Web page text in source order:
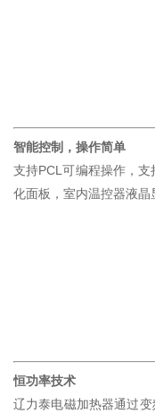
智能控制，操作简单
支持PCL可编程操作，
化面板，室内温控器液晶
恒功率技术
辽力泰电磁加热器通过